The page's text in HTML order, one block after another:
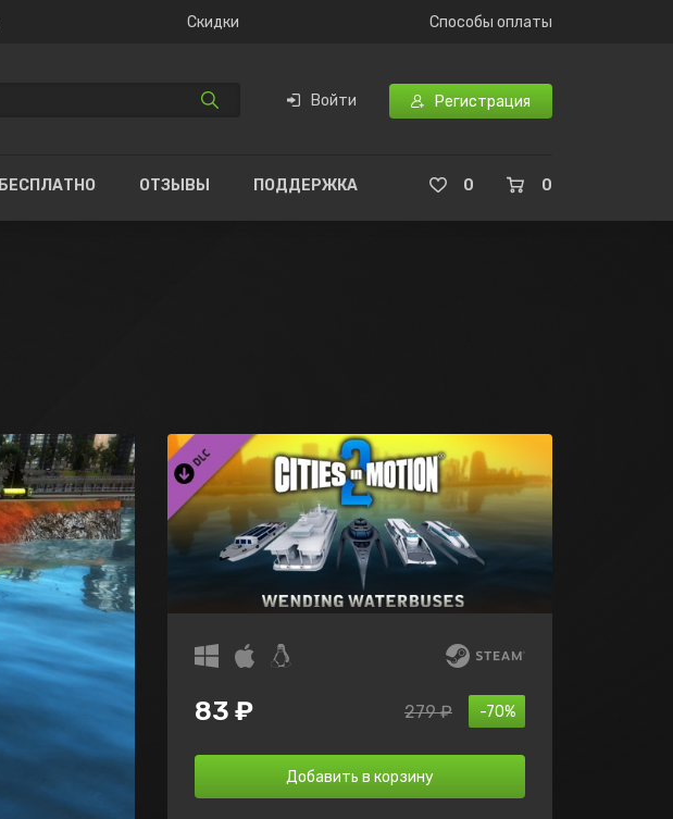
Скидки Способы оплаты
Войти Регистрация
БЕСПЛАТНО ОТЗЫВЫ ПОДДЕРЖКА 0
0
83 ₽ -70%
279 ₽
Добавить в корзину